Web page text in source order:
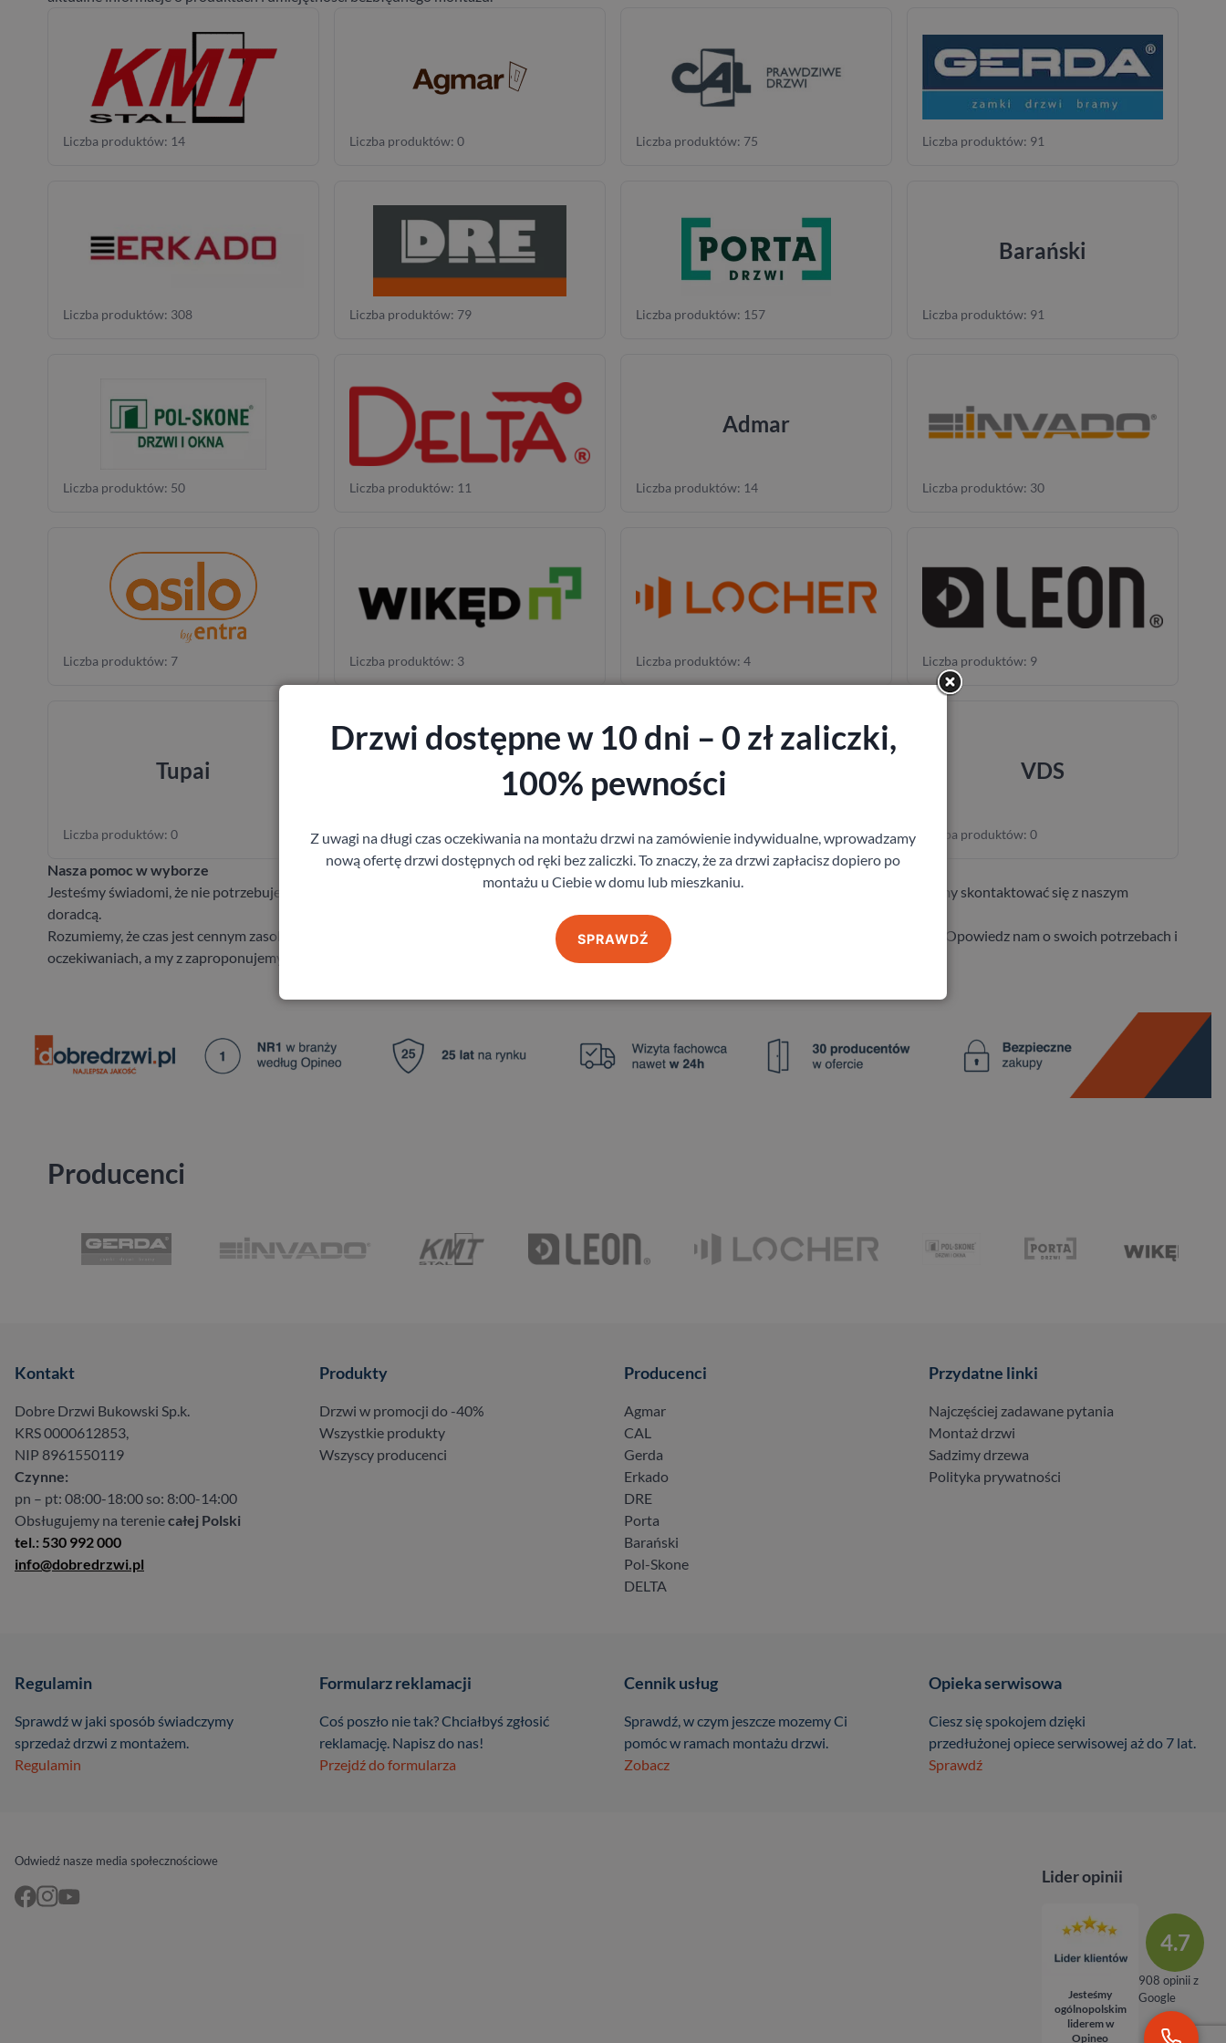
Liczba produktów: 14 Liczba produktów: 0 Liczba produktów: 75 Liczba produktów: 91
Liczba produktów: 308 Liczba produktów: 79 Liczba produktów: 157
Barański
Liczba produktów: 91
Liczba produktów: 50 Liczba produktów: 11
Admar
Liczba produktów: 14 Liczba produktów: 30
Liczba produktów: 7 Liczba produktów: 3 Liczba produktów: 4 Liczba produktów: 9
Tupai
Liczba produktów: 0
CORONA
Liczba produktów: 0 Liczba produktów: 0
VDS
Liczba produktów: 0
Nasza pomoc w wyborze
Jesteśmy świadomi, że nie potrzebujesz 1500 drzwi, a jeden lub kilka modeli. Aby dobrać najlepszy model do swoich preferencji i budżetu, zalecamy skontaktować się z naszym
doradcą.
Rozumiemy, że czas jest cennym zasobem i przeglądanie setek stron katalogów może być dla Ciebie wyzwaniem. Dlatego ułatwimy Ci to zadanie. Opowiedz nam o swoich potrzebach i
oczekiwaniach, a my z zaproponujemy i bezpłatnie wycenimy drzwi, które idealnie komponują się z Twoim wnętrzem.
Producenci
Kontakt
Dobre Drzwi Bukowski Sp.k.
KRS 0000612853,
NIP 8961550119
Czynne:
pn – pt: 08:00-18:00 so: 8:00-14:00
Obsługujemy na tereniecałej Polski
tel.: 530 992 000
info@dobredrzwi.pl
Produkty
Drzwi w promocji do -40%
Wszystkie produkty
Wszyscy producenci
Producenci
Agmar
CAL
Gerda
Erkado
DRE
Porta
Barański
Pol-Skone
DELTA
Przydatne linki
Najczęściej zadawane pytania
Montaż drzwi
Sadzimy drzewa
Polityka prywatności
Regulamin
Sprawdź w jaki sposób świadczymy
sprzedaż drzwi z montażem.
Regulamin
Formularz reklamacji
Coś poszło nie tak? Chciałbyś zgłosić
reklamację. Napisz do nas!
Przejdź do formularza
Cennik usług
Sprawdź, w czym jeszcze mozemy Ci
pomóc w ramach montażu drzwi.
Zobacz
Opieka serwisowa
Ciesz się spokojem dzięki
przedłużonej opiece serwisowej aż do 7 lat.
Sprawdź
Odwiedź nasze media społecznościowe
Lider opinii
Jesteśmy
ogólnopolskim
liderem w
Opineo
4.7
908 opinii z
Google
Drzwi dostępne w 10 dni – 0 zł zaliczki,
100% pewności
Z uwagi na długi czas oczekiwania na montażu drzwi na zamówienie indywidualne, wprowadzamy
nową ofertę drzwi dostępnych od ręki bez zaliczki. To znaczy, że za drzwi zapłacisz dopiero po
montażu u Ciebie w domu lub mieszkaniu.
SPRAWDŹ